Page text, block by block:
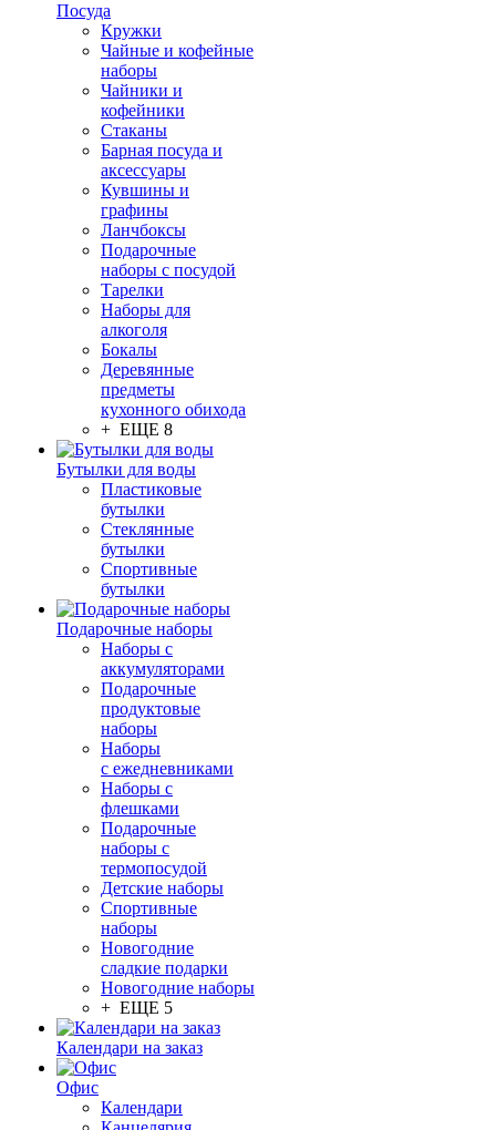
Посуда
Кружки
Чайные и кофейные
наборы
Чайники и
кофейники
Стаканы
Барная посуда и
аксессуары
Кувшины и
графины
Ланчбоксы
Подарочные
наборы с посудой
Тарелки
Наборы для
алкоголя
Бокалы
Деревянные
предметы
кухонного обихода
+ ЕЩЕ 8
Бутылки для воды
Пластиковые
бутылки
Стеклянные
бутылки
Спортивные
бутылки
Подарочные наборы
Наборы с
аккумуляторами
Подарочные
продуктовые
наборы
Наборы
с ежедневниками
Наборы с
флешками
Подарочные
наборы с
термопосудой
Детские наборы
Спортивные
наборы
Новогодние
сладкие подарки
Новогодние наборы
+ ЕЩЕ 5
Календари на заказ
Офис
Календари